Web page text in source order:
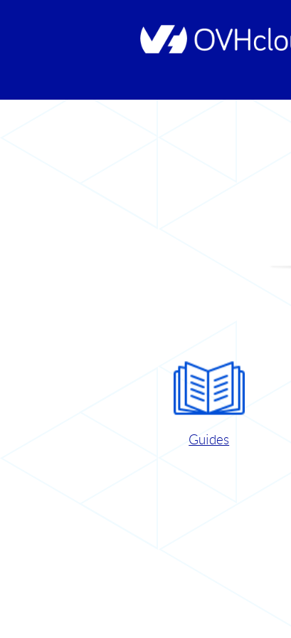
Guides